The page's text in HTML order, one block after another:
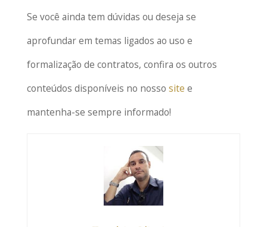
Se você ainda tem dúvidas ou deseja se
aprofundar em temas ligados ao uso e
formalização de contratos, confira os outros
conteúdos disponíveis no nosso site e
mantenha-se sempre informado!